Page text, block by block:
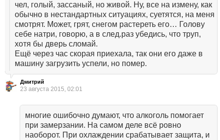
чел, голый, зассаный, но живой. Ну, все на измену, как
обычно в нестандартных ситуациях, суетятся, на меня
смотрят. Может, грят, снегом растереть его… Голову
себе натри, говорю, а в след.раз убедись, что труп,
хотя бы дверь сломай.
Ещё через час скорая приехала, так они его даже в
машину загрузить успели, но помер.
Дмитрий
23 августа 2015, 02:01
многие ошибочно думают, что алкоголь помогает
при замерзании. На самом деле всё ровно
наоборот. При охлаждении срабатывает защита, и